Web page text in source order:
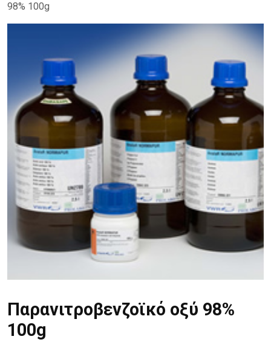
98% 100g
Παρανιτροβενζοϊκό οξύ 98%
100g